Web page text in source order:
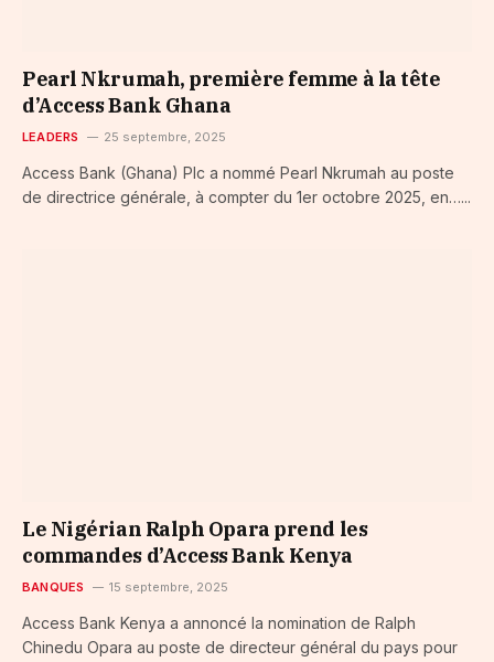
Pearl Nkrumah, première femme à la tête
d’Access Bank Ghana
LEADERS 25 septembre, 2025
Access Bank (Ghana) Plc a nommé Pearl Nkrumah au poste
de directrice générale, à compter du 1er octobre 2025, en…...
Le Nigérian Ralph Opara prend les
commandes d’Access Bank Kenya
BANQUES 15 septembre, 2025
Access Bank Kenya a annoncé la nomination de Ralph
Chinedu Opara au poste de directeur général du pays pour